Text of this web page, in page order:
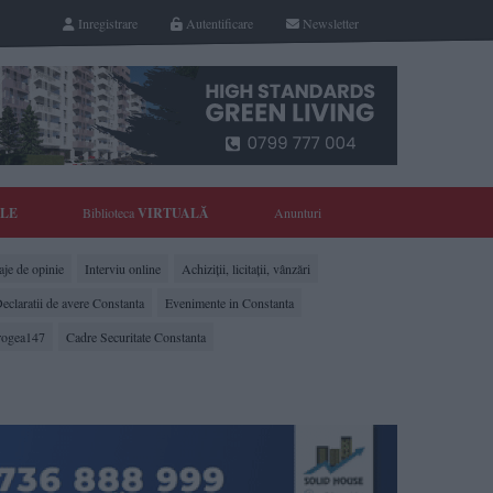
Newsletter
Autentificare
Inregistrare
BibliotecaVIRTUALĂ Anunturi
de opinie Interviu online
Achiziții, licitații, vânzări
de avere Constanta
Evenimente in Constanta
Cadre Securitate Constanta